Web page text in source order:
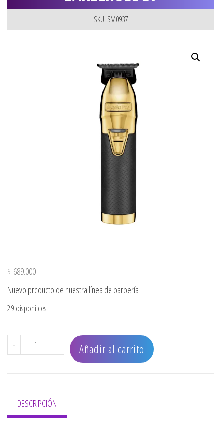
SKU: SM0937
$ 689.000
Nuevo producto de nuestra línea de barbería
29 disponibles
- PATILLERA BOOST GOLD BARBEROLOGY cantidad
+ Añadir al carrito
DESCRIPCIÓN